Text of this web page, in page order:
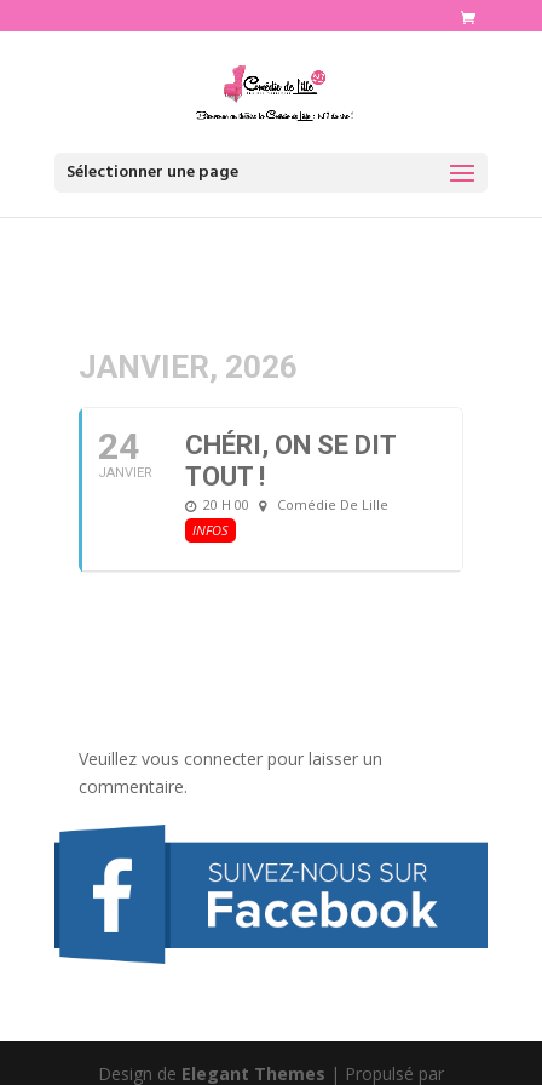
Sélectionner une page
JANVIER, 2026
24
JANVIER
CHÉRI, ON SE DIT
TOUT !
20 H 00
Comédie De Lille
INFOS
Veuillez vous connecter pour laisser un
commentaire.
Design de Elegant Themes | Propulsé par